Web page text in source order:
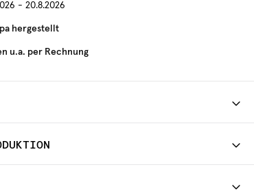
- 20.8.2026
hergestellt
u.a. per Rechnung